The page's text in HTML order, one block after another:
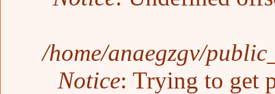
/home/anaegzgv/
Notice: Trying to get